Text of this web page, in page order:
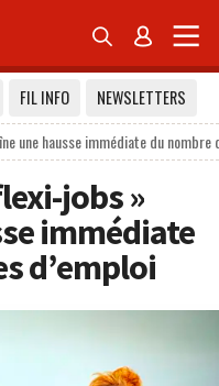
 
FIL INFO
NEWSLETTERS
une hausse immédiate du nombre
jobs »
immédiate
d’emploi